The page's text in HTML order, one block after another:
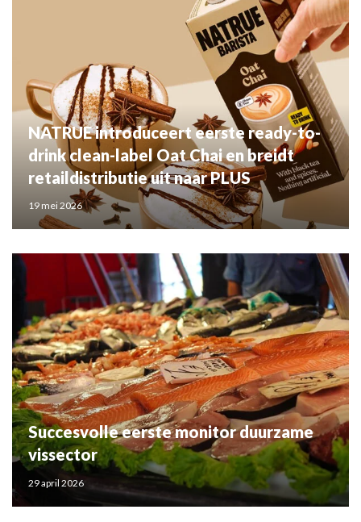
NATRUE introduceert eerste ready-to-
drink clean-label Oat Chai en breidt
retaildistributie uit naar PLUS
19 mei 2026
Succesvolle eerste monitor duurzame
vissector
29 april 2026